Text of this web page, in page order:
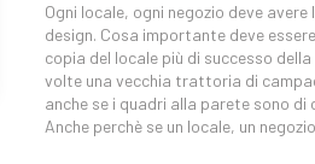
Ogni locale, ogni negozio deve
design. Cosa importante deve
copia del locale più di successo
volte una vecchia trattoria di
anche se i quadri alla parete sono
Anche perchè se un locale, un